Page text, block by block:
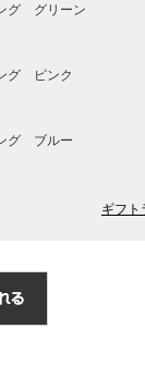
グ グリーン
グ ピンク
グ ブルー
ギフト